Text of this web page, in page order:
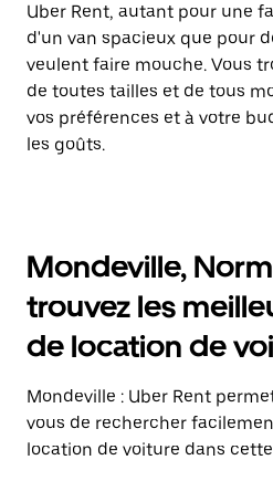
Uber Rent, autant pour une
d'un van spacieux que pour
veulent faire mouche. Vous
de toutes tailles et de tous
vos préférences et à votre
les goûts.
Mondeville,
trouvez les
de location de
Mondeville : Uber Rent
vous de rechercher
location de voiture dans